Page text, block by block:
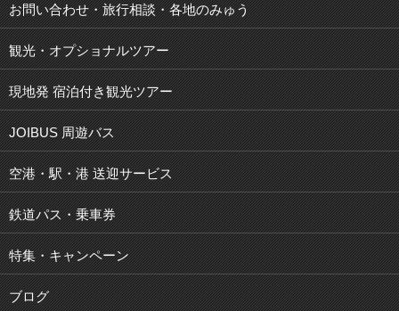
お問い合わせ・旅行相談・各地のみゅう
観光・オプショナルツアー
現地発 宿泊付き観光ツアー
JOIBUS 周遊バス
空港・駅・港 送迎サービス
鉄道パス・乗車券
特集・キャンペーン
ブログ